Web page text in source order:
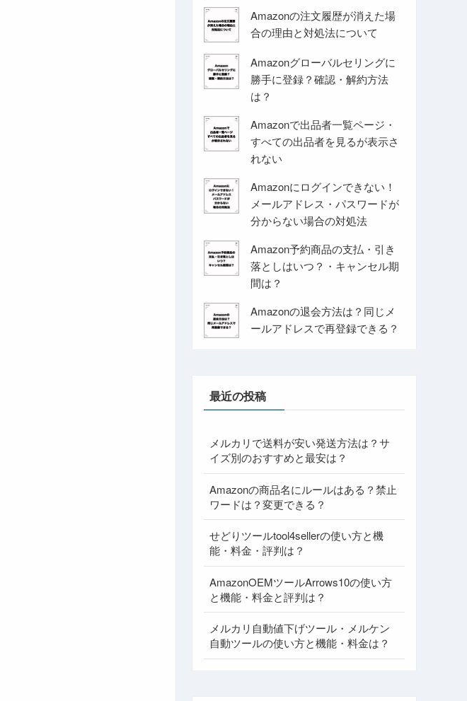
Amazonの注文履歴が消えた場
合の理由と対処法について
Amazonグローバルセリングに
勝手に登録？確認・解約方法
は？
Amazonで出品者一覧ページ・
すべての出品者を見るが表示さ
れない
Amazonにログインできない！
メールアドレス・パスワードが
分からない場合の対処法
Amazon予約商品の支払・引き
落としはいつ？・キャンセル期
間は？
Amazonの退会方法は？同じメ
ールアドレスで再登録できる？
最近の投稿
メルカリで送料が安い発送方法は？サ
イズ別のおすすめと最安は？
Amazonの商品名にルールはある？禁止
ワードは？変更できる？
せどりツールtool4sellerの使い方と機
能・料金・評判は？
AmazonOEMツールArrows10の使い方
と機能・料金と評判は？
メルカリ自動値下げツール・メルケン
自動ツールの使い方と機能・料金は？